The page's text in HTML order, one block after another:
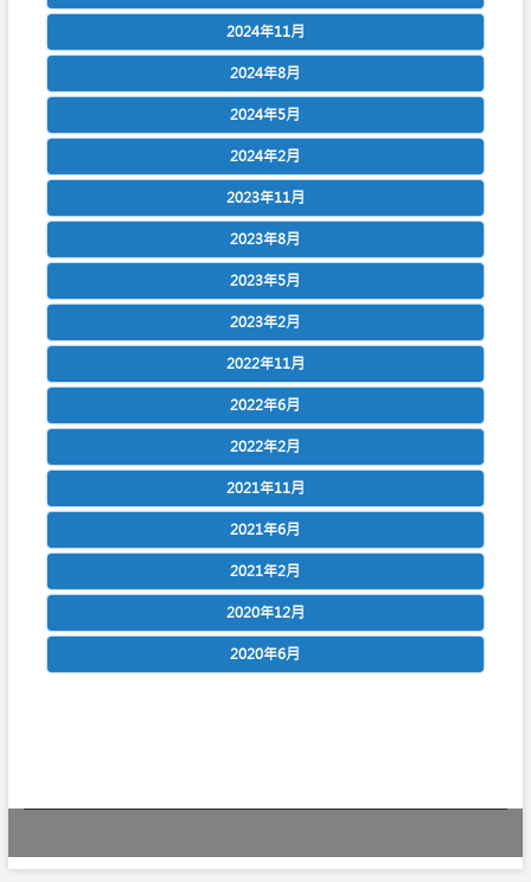
2024年11月
2024年8月
2024年5月
2024年2月
2023年11月
2023年8月
2023年5月
2023年2月
2022年11月
2022年6月
2022年2月
2021年11月
2021年6月
2021年2月
2020年12月
2020年6月